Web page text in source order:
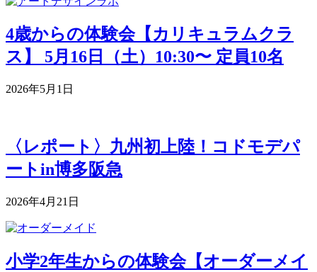
4歳からの体験会【カリキュラムクラ
ス】 5月16日（土）10:30〜 定員10名
2026年5月1日
〈レポート〉九州初上陸！コドモデパ
ートin博多阪急
2026年4月21日
小学2年生からの体験会【オーダーメイ